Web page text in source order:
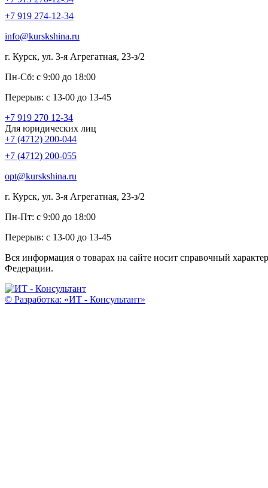
+7 919 274-12-34
info@kurskshina.ru
г. Курск, ул. 3-я Агрегатная, 23-з/2
Пн-Сб: с 9:00 до 18:00
Перерыв: с 13-00 до 13-45
+7 919 270 12-34
Для юридических лиц
+7 (4712) 200-044
+7 (4712) 200-055
opt@kurskshina.ru
г. Курск, ул. 3-я Агрегатная, 23-з/2
Пн-Пт: с 9:00 до 18:00
Перерыв: с 13-00 до 13-45
Вся информация о товарах на сайте носит справочный
Федерации.
© Разработка: «ИТ - Консультант»